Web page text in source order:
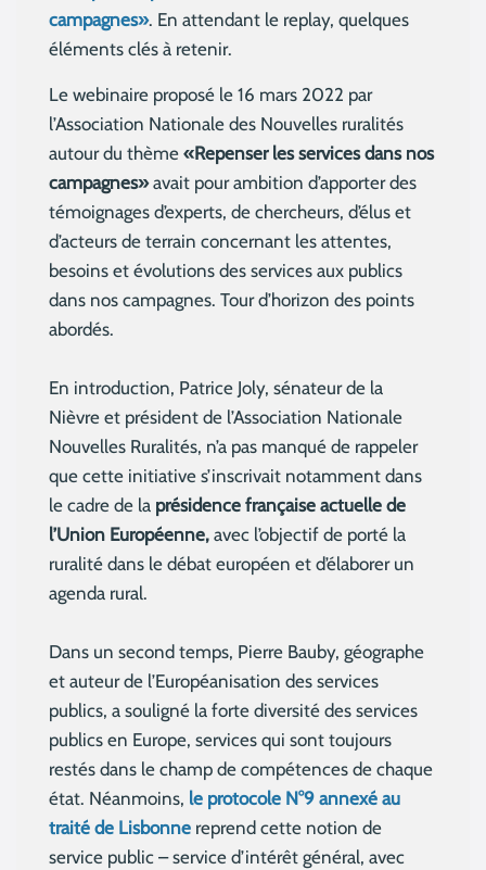
campagnes». En attendant le replay, quelques
éléments clés à retenir.
Le webinaire proposé le 16 mars 2022 par
l’Association Nationale des Nouvelles ruralités
autour du thème «Repenser les services dans nos
campagnes»avait pour ambition d’apporter des
témoignages d’experts, de chercheurs, d’élus et
d’acteurs de terrain concernant les attentes,
besoins et évolutions des services aux publics
dans nos campagnes. Tour d’horizon des points
abordés.
En introduction, Patrice Joly, sénateur de la
Nièvre et président de l’Association Nationale
Nouvelles Ruralités, n’a pas manqué de rappeler
que cette initiative s’inscrivait notamment dans
le cadre de la présidence française actuelle de
l’Union Européenne, avec l’objectif de porté la
ruralité dans le débat européen et d’élaborer un
agenda rural.
Dans un second temps, Pierre Bauby, géographe
et auteur de l’Européanisation des services
publics, a souligné la forte diversité des services
publics en Europe, services qui sont toujours
restés dans le champ de compétences de chaque
état. Néanmoins, le protocole N°9 annexé au
traité de Lisbonne reprend cette notion de
service public – service d’intérêt général, avec